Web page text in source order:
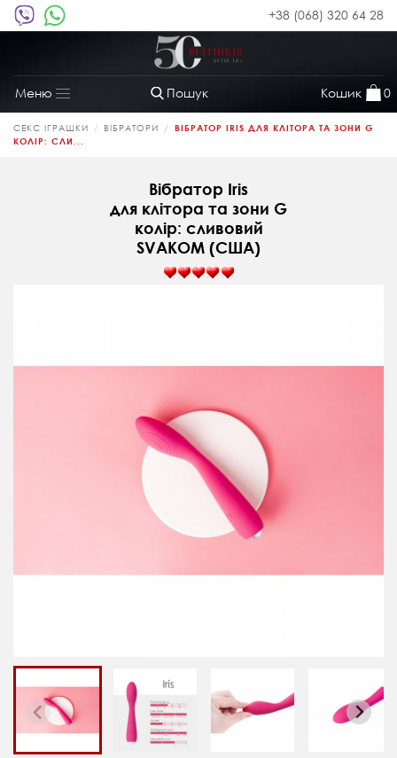
+38 (068) 320 64 28
Пошук Кошик 0
Меню
Toggle
navigation
СЕКС ІГРАШКИ ВІБРАТОРИ
ВІБРАТОР IRIS ДЛЯ КЛІТОРА ТА ЗОНИ G
КОЛІР: СЛИ...
Вібратор Iris
для клітора та зони G
колір: сливовий
SVAKOM (США)